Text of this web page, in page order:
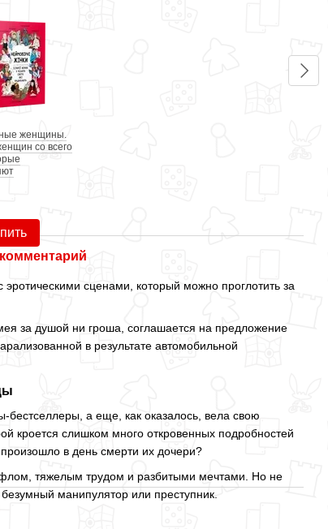
женщины.
со всего
сценами, который можно проглотить за
за душой ни гроша, соглашается на предложение
в результате автомобильной
а еще, как оказалось, вела свою
кроется слишком много откровенных подробностей
в день смерти их дочери?
тяжелым трудом и разбитыми мечтами. Но не
манипулятор или преступник.